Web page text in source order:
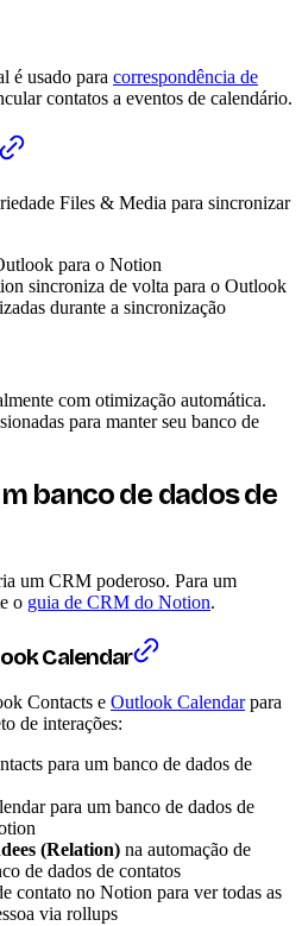
é usado para correspondência de
contatos a eventos de calendário.
Files & Media para sincronizar
para o Notion
sincroniza de volta para o Outlook
durante a sincronização
com otimização automática.
para manter seu banco de
banco de dados de
um CRM poderoso. Para um
o guia de CRM do Notion.
Calendar
Contacts e Outlook Calendarpara
de interações:
para um banco de dados de
para um banco de dados de
(Relation) na automação de
de dados de contatos
contato no Notion para ver todas as
via rollups